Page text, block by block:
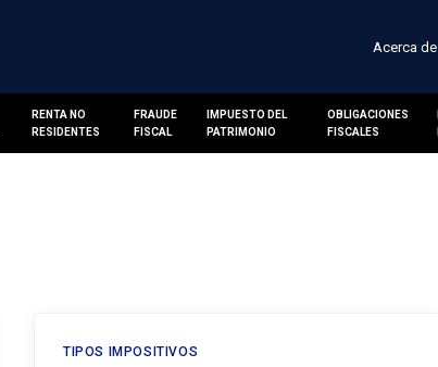
Acerca de
RENTA NO
RESIDENTES
FRAUDE
FISCAL
IMPUESTO DEL
PATRIMONIO
OBLIGACIONES
FISCALES
TIPOS IMPOSITIVOS